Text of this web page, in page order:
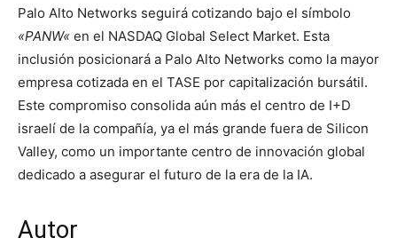
Palo Alto Networks seguirá cotizando bajo el símbolo
«PANW« en el NASDAQ Global Select Market. Esta
inclusión posicionará a Palo Alto Networks como la mayor
empresa cotizada en el TASE por capitalización bursátil.
Este compromiso consolida aún más el centro de I+D
israelí de la compañía, ya el más grande fuera de Silicon
Valley, como un importante centro de innovación global
dedicado a asegurar el futuro de la era de la IA.
Autor